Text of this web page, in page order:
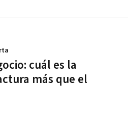
cuál es la
más que el